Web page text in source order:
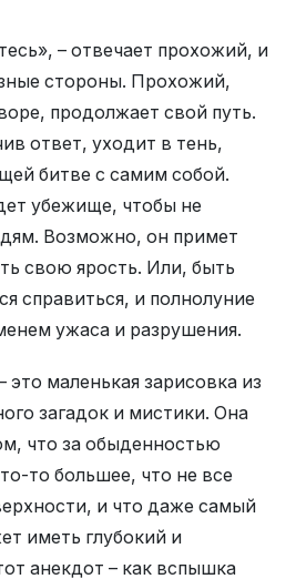
– отвечает прохожий, и
стороны. Прохожий,
продолжает свой путь.
ответ, уходит в тень,
битве с самим собой.
убежище, чтобы не
Возможно, он примет
свою ярость. Или, быть
справиться, и полнолуние
ужаса и разрушения.
это маленькая зарисовка из
загадок и мистики. Она
что за обыденностью
то большее, что не все
и что даже самый
иметь глубокий и
анекдот – как вспышка